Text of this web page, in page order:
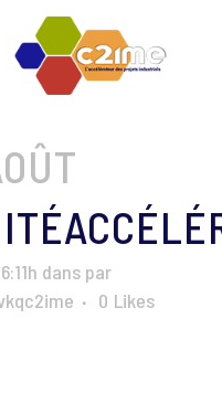
dans par
0 Likes